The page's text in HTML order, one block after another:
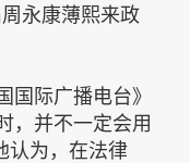
永康薄熙来政
国际广播电台》
，并不一定会用
认为，在法律